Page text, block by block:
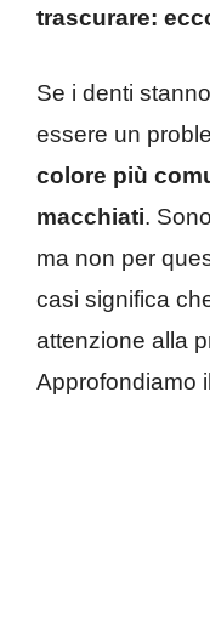
trascurare:
Se i denti
essere un
colore più
macchiati.
ma non per
casi significa
attenzione alla
Approfondiamo